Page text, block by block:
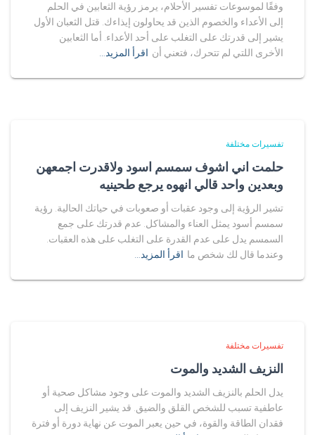
وفقًا لموسوعات تفسير الأحلام، يرمز رؤية الثعابين في الحلم
إلى الأعداء والخصوم الذين قد يحاولون إيذاءك. قتل الثعبان الأول
يشير إلى قدرتك على التغلب على أحد الأعداء. أما الثعابين
الأخرى اللتي لم تتحرك، فتعني أن اقرأ المزيد…
تفسيرات مختلفة
حلمت اني اشوف سمسم اسود ولاقدرت اجمعهن
وبعدين واحد قالي انهوه يرجع طحينيه
تشير الرؤية إلى وجود عقبات أو صعوبات في حياتك الحالية. رؤية
سمسم أسود يمثل العناء والمشاكل. عدم قدرتك على جمع
السمسم يدل على عدم القدرة على التغلب على هذه العقبات.
وعندما قال لك شخص ما اقرأ المزيد…
تفسيرات مختلفة
النزيف الشديد والموت
يدل الحلم بالنزيف الشديد والموت على وجود مشاكل صحية أو
عاطفية تسبب للشخص القلق والضيق. قد يشير النزيف إلى
فقدان الطاقة والقوة، في حين يعبر الموت عن نهاية دورة أو فترة